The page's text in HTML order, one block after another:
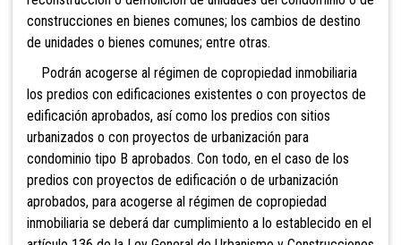
construcciones en bienes comunes; los cambios de destino
de unidades o bienes comunes; entre otras.
Podrán acogerse al régimen de copropiedad inmobiliaria
los predios con edificaciones existentes o con proyectos de
edificación aprobados, así como los predios con sitios
urbanizados o con proyectos de urbanización para
condominio tipo B aprobados. Con todo, en el caso de los
predios con proyectos de edificación o de urbanización
aprobados, para acogerse al régimen de copropiedad
inmobiliaria se deberá dar cumplimiento a lo establecido en el